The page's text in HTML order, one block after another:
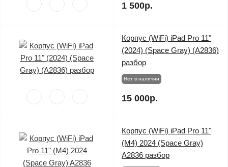
1 500р.
Корпус (WiFi) iPad Pro 11"
(2024) (Space Gray) (A2836)
разбор
Нет в наличии
15 000р.
Корпус (WiFi) iPad Pro 11"
(M4) 2024 (Space Gray)
A2836 разбор